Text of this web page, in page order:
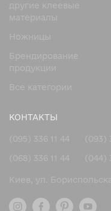
другие клеевые
материалы
Ножницы
Брендирование
продукции
Все категории
КОНТАКТЫ
(095) 336 11 44
(093)
(068) 336 11 44
(044)
Киев, ул.